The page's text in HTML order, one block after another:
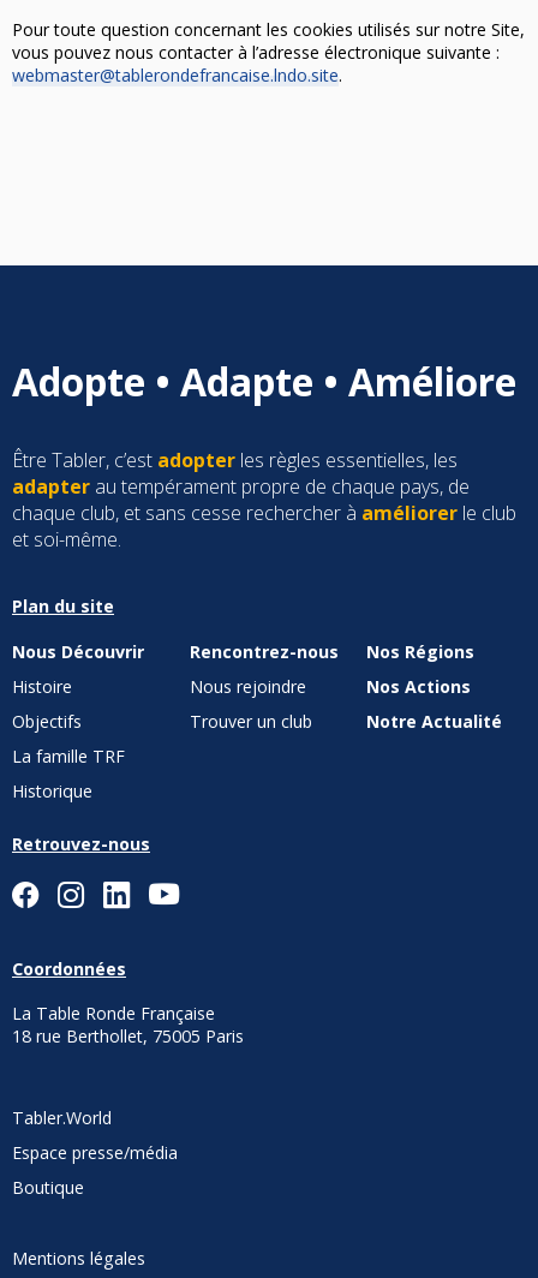
Pour toute question concernant les cookies utilisés sur notre Site,
vous pouvez nous contacter à l’adresse électronique suivante :
webmaster@tablerondefrancaise.lndo.site.
Adopte • Adapte • Améliore
Être Tabler, c’est adopter les règles essentielles, les
adapter au tempérament propre de chaque pays, de
chaque club, et sans cesse rechercher à améliorer le club
et soi-même.
Plan du site
Nous Découvrir
Histoire
Objectifs
La famille TRF
Historique
Rencontrez-nous
Nous rejoindre
Trouver un club
Nos Régions
Nos Actions
Notre Actualité
Retrouvez-nous
Coordonnées
La Table Ronde Française
18 rue Berthollet, 75005 Paris
Tabler.World
Espace presse/média
Boutique
Mentions légales